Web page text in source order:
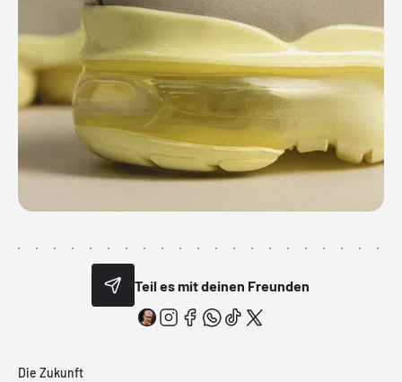
Teil es mit deinen Freunden
Die Zukunft